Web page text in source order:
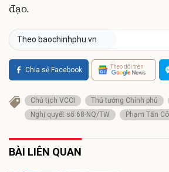
đạo.
Theo baochinhphu.vn
Chia sẻ Facebook Theo dõi trên
Chủ tịch VCCI Thủ tướng Chính phủ
Nghị quyết số 68-NQ/TW
Phạm Tấn
BÀI LIÊN QUAN